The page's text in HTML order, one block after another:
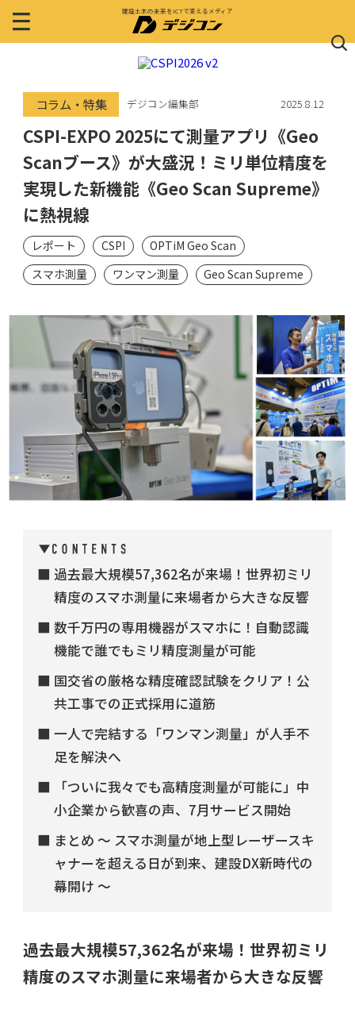
建設土木の未来をICTで変えるメディア
コラム・特集 デジコン編集部 2025.8.12
CSPI-EXPO 2025にて測量アプリ《Geo
Scanブース》が大盛況！ミリ単位精度を
実現した新機能《Geo Scan Supreme》
に熱視線
レポート CSPI
OPTiM Geo Scan
スマホ測量
ワンマン測量 Geo Scan Supreme
過去最大規模57,362名が来場！世界初ミリ
精度のスマホ測量に来場者から大きな反響
数千万円の専用機器がスマホに！自動認識
機能で誰でもミリ精度測量が可能
国交省の厳格な精度確認試験をクリア！公
共工事での正式採用に道筋
一人で完結する「ワンマン測量」が人手不
足を解決へ
「ついに我々でも高精度測量が可能に」中
小企業から歓喜の声、7月サービス開始
まとめ 〜 スマホ測量が地上型レーザースキ
ャナーを超える日が到来、建設DX新時代の
幕開け 〜
過去最大規模57,362名が来場！世界初ミリ
精度のスマホ測量に来場者から大きな反響